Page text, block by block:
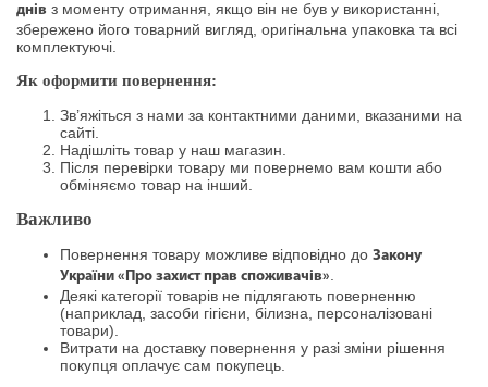
днів з моменту отримання, якщо він не був у використанні,
збережено його товарний вигляд, оригінальна упаковка та всі
комплектуючі.
Як оформити повернення:
Зв’яжіться з нами за контактними даними, вказаними на
сайті.
Надішліть товар у наш магазин.
Після перевірки товару ми повернемо вам кошти або
обміняємо товар на інший.
Важливо
Повернення товару можливе відповідно до Закону
України «Про захист прав споживачів».
Деякі категорії товарів не підлягають поверненню
(наприклад, засоби гігієни, білизна, персоналізовані
товари).
Витрати на доставку повернення у разі зміни рішення
покупця оплачує сам покупець.